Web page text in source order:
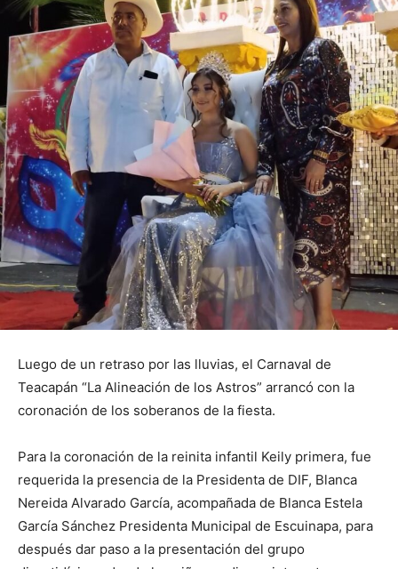
Luego de un retraso por las lluvias, el Carnaval de
Teacapán “La Alineación de los Astros” arrancó con la
coronación de los soberanos de la fiesta.
Para la coronación de la reinita infantil Keily primera, fue
requerida la presencia de la Presidenta de DIF, Blanca
Nereida Alvarado García, acompañada de Blanca Estela
García Sánchez Presidenta Municipal de Escuinapa, para
después dar paso a la presentación del grupo